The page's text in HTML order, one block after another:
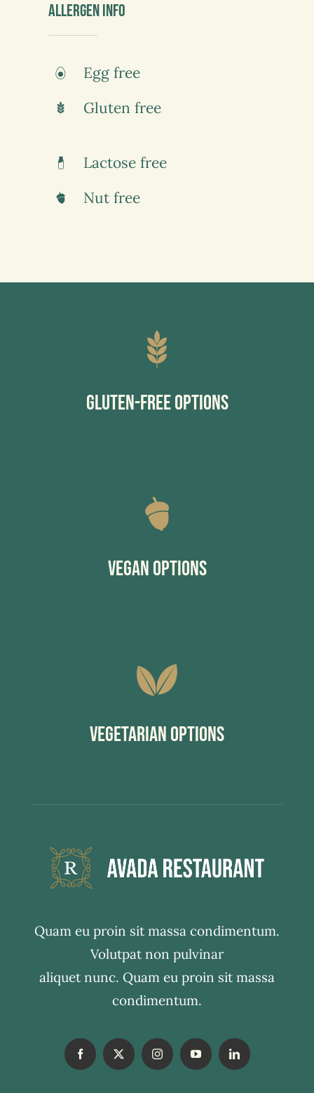
Allergen Info
Egg free
Gluten free
Lactose free
Nut free
Gluten-Free Options
Vegan Options
Vegetarian Options
Quam eu proin sit massa condimentum.
Volutpat non pulvinar
aliquet nunc. Quam eu proin sit massa
condimentum.